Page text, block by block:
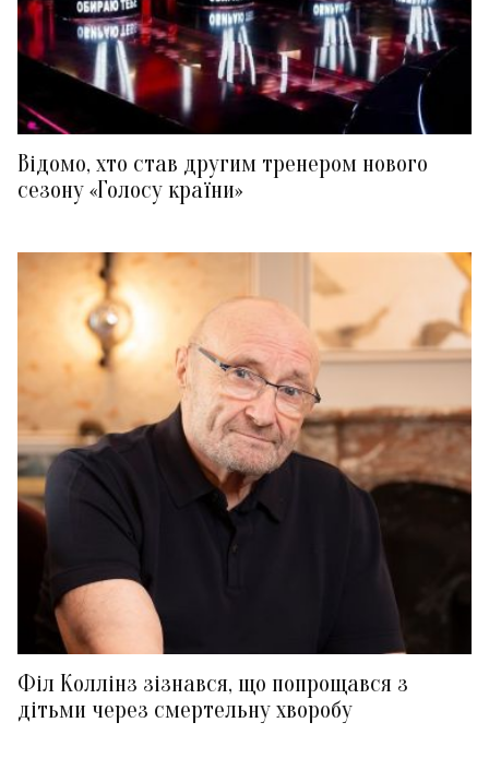
Відомо, хто став другим тренером нового
сезону «Голосу країни»
Філ Коллінз зізнався, що попрощався з
дітьми через смертельну хворобу